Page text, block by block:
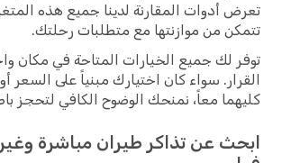
تعرض أدوات المقارنة لدينا جميع هذه
تتمكن من موازنتها مع متطلبات رحلتك.
توفر لك جميع الخيارات المتاحة في مكان
القرار. سواء كان اختيارك مبنياً على السعر
كليهما معاً، نمنحك الوضوح الكافي لتحجز
ابحث عن تذاكر طيران مباشرة